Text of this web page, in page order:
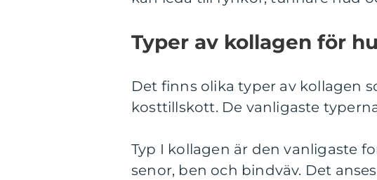
Typer av kollagen för
Det finns olika typer av kollagen
kosttillskott. De vanligaste
Typ I kollagen är den vanligaste
senor, ben och bindväv. Det